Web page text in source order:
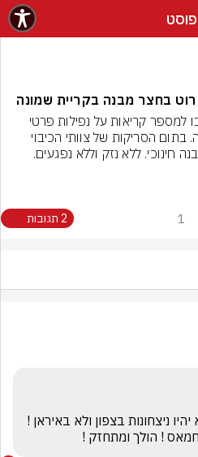
פוסט
בחצר מבנה בקריית שמונה
1 2 תגובות
! הולך ומתחזק !